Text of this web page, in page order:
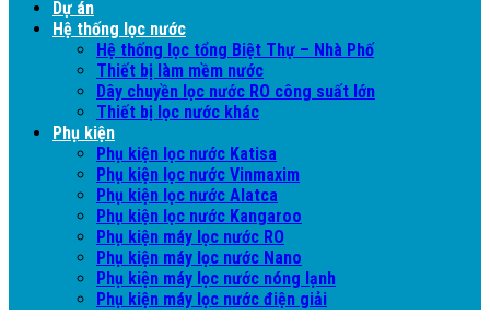
Dự án
Hệ thống lọc nước
Hệ thống lọc tổng Biệt Thự – Nhà Phố
Thiết bị làm mềm nước
Dây chuyền lọc nước RO công suất lớn
Thiết bị lọc nước khác
Phụ kiện
Phụ kiện lọc nước Katisa
Phụ kiện lọc nước Vinmaxim
Phụ kiện lọc nước Alatca
Phụ kiện lọc nước Kangaroo
Phụ kiện máy lọc nước RO
Phụ kiện máy lọc nước Nano
Phụ kiện máy lọc nước nóng lạnh
Phụ kiện máy lọc nước điện giải